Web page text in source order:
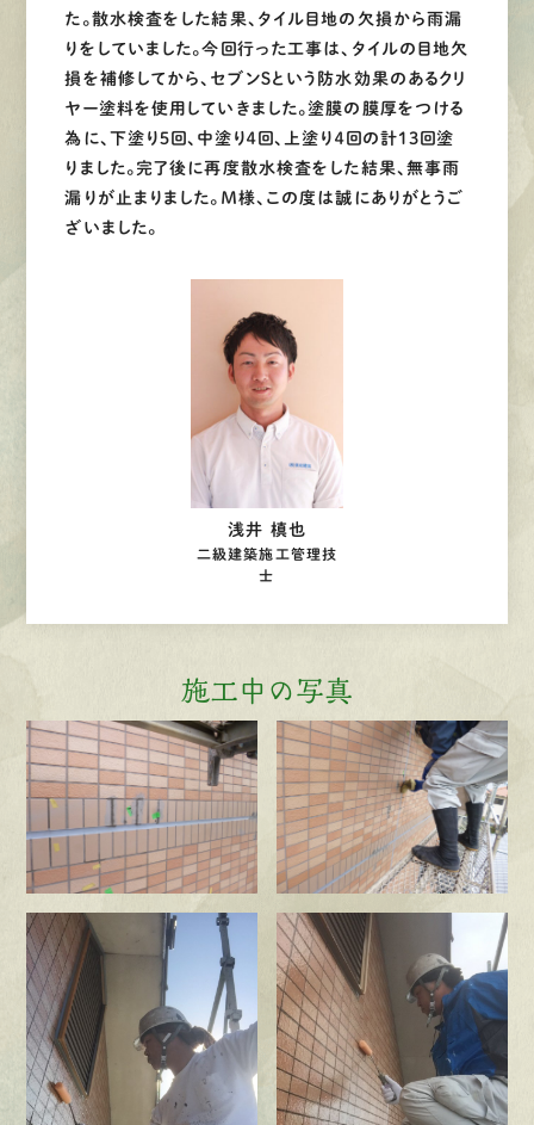
た。散水検査をした結果、タイル目地の欠損から雨漏
りをしていました。今回行った工事は、タイルの目地欠
損を補修してから、セブンＳという防水効果のあるクリ
ヤー塗料を使用していきました。塗膜の膜厚をつける
為に、下塗り５回、中塗り４回、上塗り４回の計13回塗
りました。完了後に再度散水検査をした結果、無事雨
漏りが止まりました。Ｍ様、この度は誠にありがとうご
ざいました。
浅井 槙也
二級建築施工管理技
士
施工中の写真